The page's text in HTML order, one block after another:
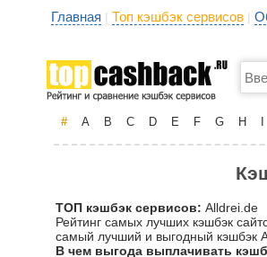
Главная | Топ кэшбэк сервисов |
# A B C D E F G H
ТОП кэшбэк сервисов: Alldrei.de
Рейтинг самых лучших кэшбэк
самый лучший и выгодный кэшбэк
В чем выгода выплачивать